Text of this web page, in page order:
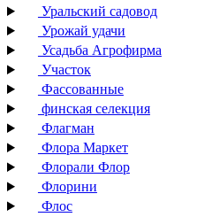
Уральский садовод
Урожай удачи
Усадьба Агрофирма
Участок
Фассованные
финская селекция
Флагман
Флора Маркет
Флорали Флор
Флорини
Флос